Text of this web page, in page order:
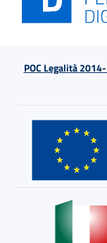
POC Legalità